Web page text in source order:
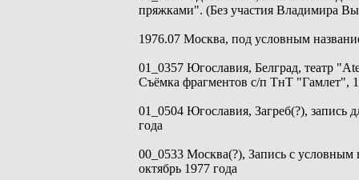
пряжками". (Без участия Владимира
1976.07 Москва, под условным
01_0357 Югославия, Белград, театр
Съёмка фрагментов с/п ТнТ "Гамлет",
01_0504 Югославия, Загреб(?), запись
года
00_0533 Москва(?), Запись с условным
октябрь 1977 года